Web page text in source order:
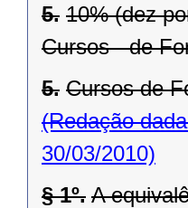
5. 10% (dez
Cursos - de
5. Cursos de
(Redação
30/03/2010)
§ 1º. A